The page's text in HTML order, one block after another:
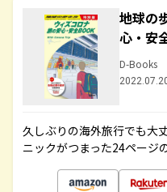
地球の
心・安
D-Books
久しぶりの海外旅行でも大
ニックがつまった24ページ